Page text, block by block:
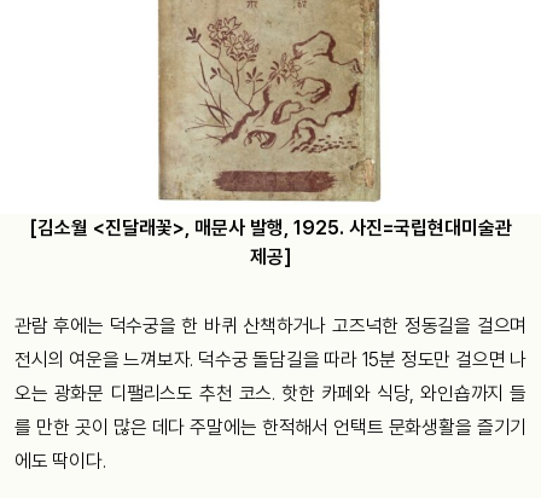
[김소월 <진달래꽃>, 매문사 발행, 1925. 사진=국립현대미술관
제공]
관람 후에는 덕수궁을 한 바퀴 산책하거나 고즈넉한 정동길을 걸으며
전시의 여운을 느껴보자. 덕수궁 돌담길을 따라 15분 정도만 걸으면 나
오는 광화문 디팰리스도 추천 코스. 핫한 카페와 식당, 와인숍까지 들
를 만한 곳이 많은 데다 주말에는 한적해서 언택트 문화생활을 즐기기
에도 딱이다.